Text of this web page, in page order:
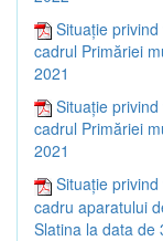
Situație
cadrul Primăriei
2021
Situație
cadrul Primăriei
2021
Situație
cadru aparatului
Slatina la data de